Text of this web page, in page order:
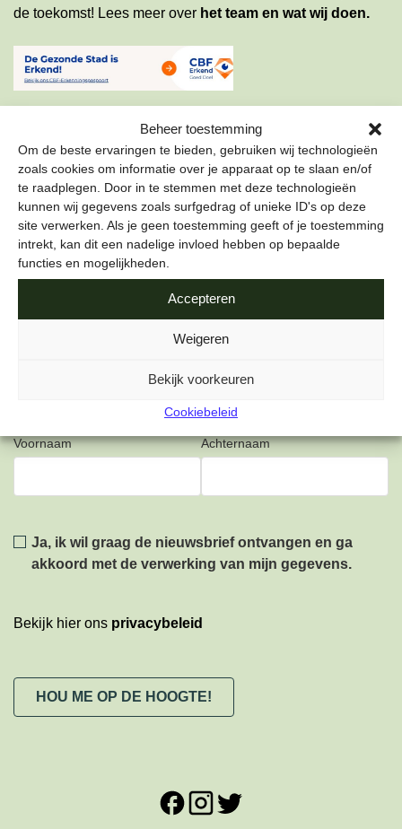
Beheer toestemming
Om de beste ervaringen te bieden, gebruiken wij technologieën
zoals cookies om informatie over je apparaat op te slaan en/of
te raadplegen. Door in te stemmen met deze technologieën
kunnen wij gegevens zoals surfgedrag of unieke ID's op deze
site verwerken. Als je geen toestemming geeft of je toestemming
intrekt, kan dit een nadelige invloed hebben op bepaalde
functies en mogelijkheden.
Accepteren
Weigeren
Bekijk voorkeuren
Cookiebeleid
de toekomst! Lees meer over het team en wat wij doen.
ONZE NIEUWSBRIEF
Schrijf je in voor onze nieuwsbrief om als eerste te lezen
over de leukste projecten en duurzame tips over hoe jij de
stad gezond kunt maken.
Voornaam Achternaam
Privacy
Ja, ik wil graag de nieuwsbrief ontvangen en ga
akkoord met de verwerking van mijn gegevens.
Bekijk hier ons privacybeleid